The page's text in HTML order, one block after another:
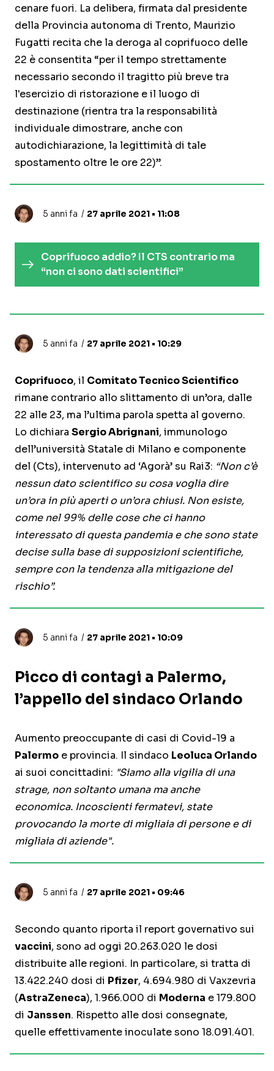
cenare fuori. La delibera, firmata dal presidente
della Provincia autonoma di Trento, Maurizio
Fugatti recita che la deroga al coprifuoco delle
22 è consentita “per il tempo strettamente
necessario secondo il tragitto più breve tra
l'esercizio di ristorazione e il luogo di
destinazione (rientra tra la responsabilità
individuale dimostrare, anche con
autodichiarazione, la legittimità di tale
spostamento oltre le ore 22)”.
5 anni fa 27 aprile 2021 • 11:08
Coprifuoco addio? Il CTS contrario ma
“non ci sono dati scientifici”
5 anni fa 27 aprile 2021 • 10:29
Coprifuoco, il Comitato Tecnico Scientifico
rimane contrario allo slittamento di un’ora, dalle
22 alle 23, ma l’ultima parola spetta al governo.
Lo dichiara Sergio Abrignani, immunologo
dell’università Statale di Milano e componente
del (Cts), intervenuto ad ‘Agorà’ su Rai3: “Non c’è
nessun dato scientifico su cosa voglia dire
un’ora in più aperti o un’ora chiusi. Non esiste,
come nel 99% delle cose che ci hanno
interessato di questa pandemia e che sono state
decise sulla base di supposizioni scientifiche,
sempre con la tendenza alla mitigazione del
rischio”.
5 anni fa 27 aprile 2021 • 10:09
Picco di contagi a Palermo,
l’appello del sindaco Orlando
Aumento preoccupante di casi di Covid-19 a
Palermo e provincia. Il sindaco Leoluca Orlando
ai suoi concittadini: "Siamo alla vigilia di una
strage, non soltanto umana ma anche
economica. Incoscienti fermatevi, state
provocando la morte di migliaia di persone e di
migliaia di aziende".
5 anni fa 27 aprile 2021 • 09:46
Secondo quanto riporta il report governativo sui
vaccini, sono ad oggi 20.263.020 le dosi
distribuite alle regioni. In particolare, si tratta di
13.422.240 dosi di Pfizer, 4.694.980 di Vaxzevria
(AstraZeneca), 1.966.000 di Moderna e 179.800
di Janssen. Rispetto alle dosi consegnate,
quelle effettivamente inoculate sono 18.091.401.